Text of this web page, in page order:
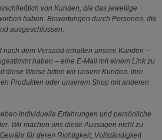
von Kunden, die das jeweilige
haben. Bewertungen durch Personen, die
ausgeschlossen.
nach dem Versand erhalten unsere Kunden –
haben – eine E-Mail mit einem Link zu
diese Weise bitten wir unsere Kunden, ihre
Produkten oder unserem Shop mit anderen
individuelle Erfahrungen und persönliche
Wir machen uns diese Aussagen nicht zu
für deren Richtigkeit, Vollständigkeit